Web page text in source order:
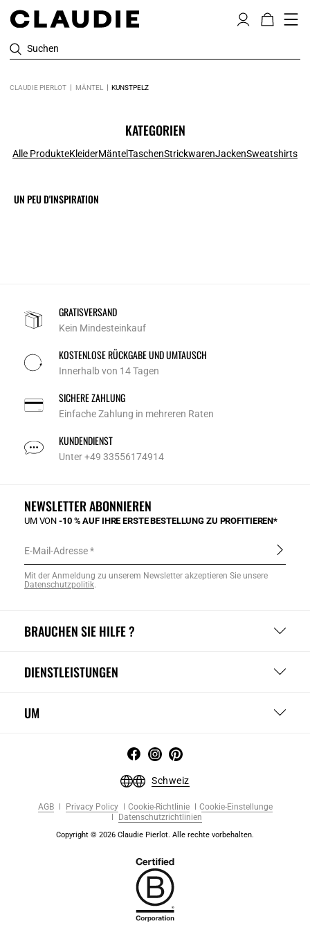
Suchen
CLAUDIE PIERLOT MÄNTEL KUNSTPELZ
KATEGORIEN
Alle ProdukteKleiderMäntelTaschenStrickwarenJackenSweatshirts
UN PEU D'INSPIRATION
GRATISVERSAND
Kein Mindesteinkauf
KOSTENLOSE RÜCKGABE UND UMTAUSCH
Innerhalb von 14 Tagen
SICHERE ZAHLUNG
Einfache Zahlung in mehreren Raten
KUNDENDIENST
Unter +49 33556174914
BRAUCHEN SIE HILFE ?
DIENSTLEISTUNGEN
UM
NEWSLETTER ABONNIEREN
UM VON-10 % AUF IHRE ERSTE BESTELLUNG ZU PROFITIEREN*
E-Mail-Adresse
Mit der Anmeldung zu unserem Newsletter akzeptieren Sie unsere
Datenschutzpolitik.
Schweiz
AGB Privacy Policy Cookie-Richtlinie
Cookie-Einstellunge
Datenschutzrichtlinien
Copyright © 2026 Claudie Pierlot. Alle rechte vorbehalten.